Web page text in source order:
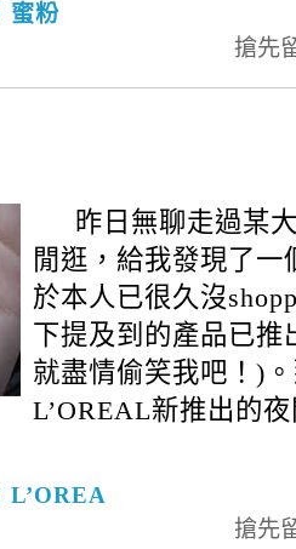
蜜粉
搶先
昨日無聊走過某
閒逛，給我發現了一
於本人已很久沒
下提及到的產品已推
就盡情偷笑我吧！)
L’OREAL新推出的
L’OREA
搶先